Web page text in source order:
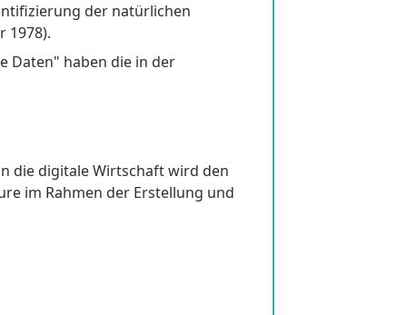
der natürlichen
1978).
Daten" haben die in der
die digitale Wirtschaft wird den
im Rahmen der Erstellung und